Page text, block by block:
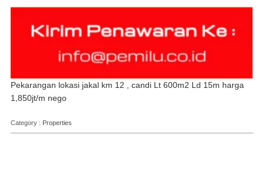
Pekarangan lokasi jakal km 12 , candi Lt 600m2 Ld 15m harga
1,850jt/m nego
Category : Properties